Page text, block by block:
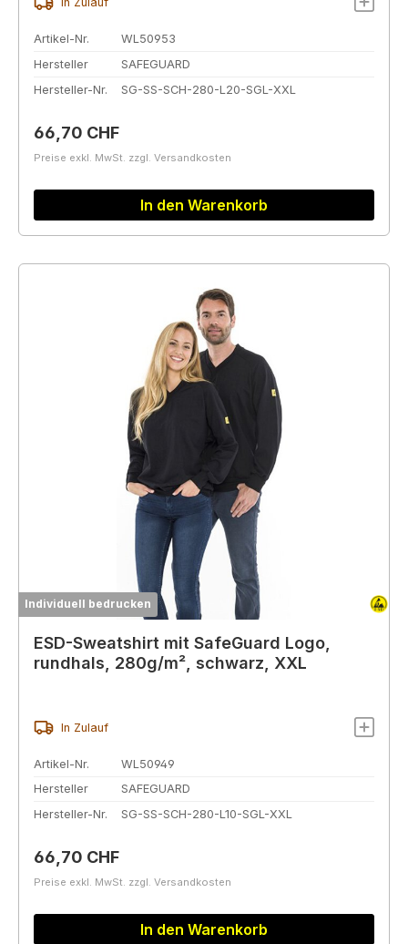
Artikel-Nr.
WL50953
Hersteller
SAFEGUARD
Hersteller-Nr.
SG-SS-SCH-280-L20-SGL-XXL
Regulärer Preis:
66,70 CHF
Preise exkl. MwSt. zzgl. Versandkosten
In den Warenkorb
Individuell bedrucken
ESD-Sweatshirt mit SafeGuard Logo,
rundhals, 280g/m², schwarz, XXL
In Zulauf
Artikel-Nr.
WL50949
Hersteller
SAFEGUARD
Hersteller-Nr.
SG-SS-SCH-280-L10-SGL-XXL
Regulärer Preis:
66,70 CHF
Preise exkl. MwSt. zzgl. Versandkosten
In den Warenkorb